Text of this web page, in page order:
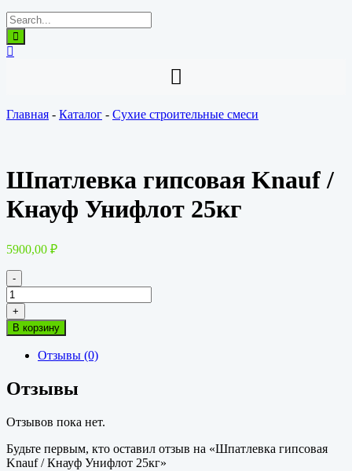
Главная - Каталог - Сухие строительные смеси
Шпатлевка гипсовая Knauf /
Кнауф Унифлот 25кг
5900,00 ₽
-
Количество
товара
Шпатлевка
гипсовая
Унифлот
+
В корзину
Отзывы (0)
Отзывы
Отзывов пока нет.
Будьте первым, кто оставил отзыв на «Шпатлевка гипсовая
Knauf / Кнауф Унифлот 25кг»